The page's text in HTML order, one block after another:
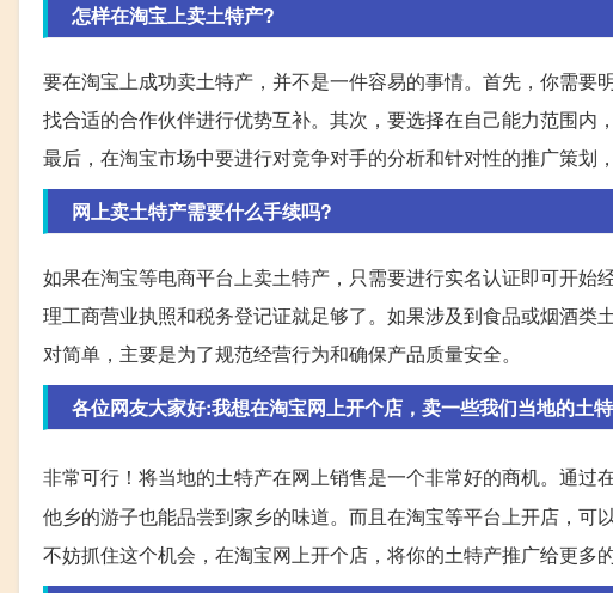
怎样在淘宝上卖土特产?
要在淘宝上成功卖土特产，并不是一件容易的事情。首先，你需
找合适的合作伙伴进行优势互补。其次，要选择在自己能力范围内
最后，在淘宝市场中要进行对竞争对手的分析和针对性的推广策划
网上卖土特产需要什么手续吗?
如果在淘宝等电商平台上卖土特产，只需要进行实名认证即可开
理工商营业执照和税务登记证就足够了。如果涉及到食品或烟酒
对简单，主要是为了规范经营行为和确保产品质量安全。
各位网友大家好:我想在淘宝网上开个店，卖一些我们当地的土
非常可行！将当地的土特产在网上销售是一个非常好的商机。通过
他乡的游子也能品尝到家乡的味道。而且在淘宝等平台上开店，可
不妨抓住这个机会，在淘宝网上开个店，将你的土特产推广给更多的